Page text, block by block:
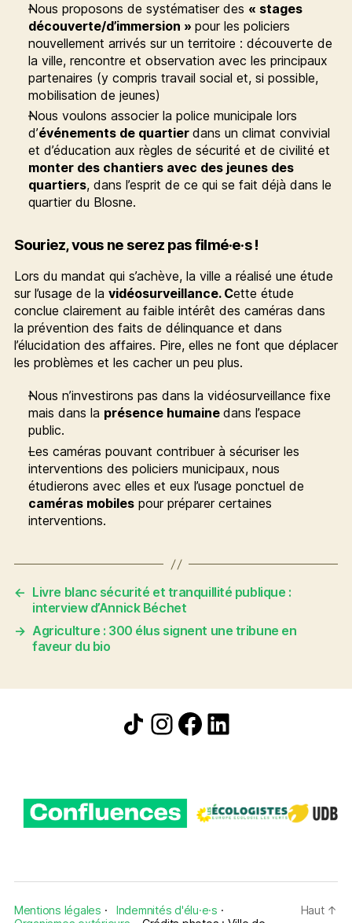
Nous proposons de systématiser des « stages
découverte/d’immersion » pour les policiers
nouvellement arrivés sur un territoire : découverte de
la ville, rencontre et observation avec les principaux
partenaires (y compris travail social et, si possible,
mobilisation de jeunes)
Nous voulons associer la police municipale lors
d’événements de quartier dans un climat convivial
et d’éducation aux règles de sécurité et de civilité et
monter des chantiers avec des jeunes des
quartiers, dans l’esprit de ce qui se fait déjà dans le
quartier du Blosne.
Souriez, vous ne serez pas filmé·e·s !
Lors du mandat qui s’achève, la ville a réalisé une étude
sur l’usage de la vidéosurveillance. Cette étude
conclue clairement au faible intérêt des caméras dans
la prévention des faits de délinquance et dans
l’élucidation des affaires. Pire, elles ne font que déplacer
les problèmes et les cacher un peu plus.
Nous n’investirons pas dans la vidéosurveillance fixe
mais dans la présence humaine dans l’espace
public.
Les caméras pouvant contribuer à sécuriser les
interventions des policiers municipaux, nous
étudierons avec elles et eux l’usage ponctuel de
caméras mobilespour préparer certaines
interventions.
← Livre blanc sécurité et tranquillité publique :
interview d’Annick Béchet
→ Agriculture : 300 élus signent une tribune en
faveur du bio
Icône de partage
Instagram
Facebook
LinkedIn
Mentions légales · Indemnités d'élu·e·s ·
Haut ↑